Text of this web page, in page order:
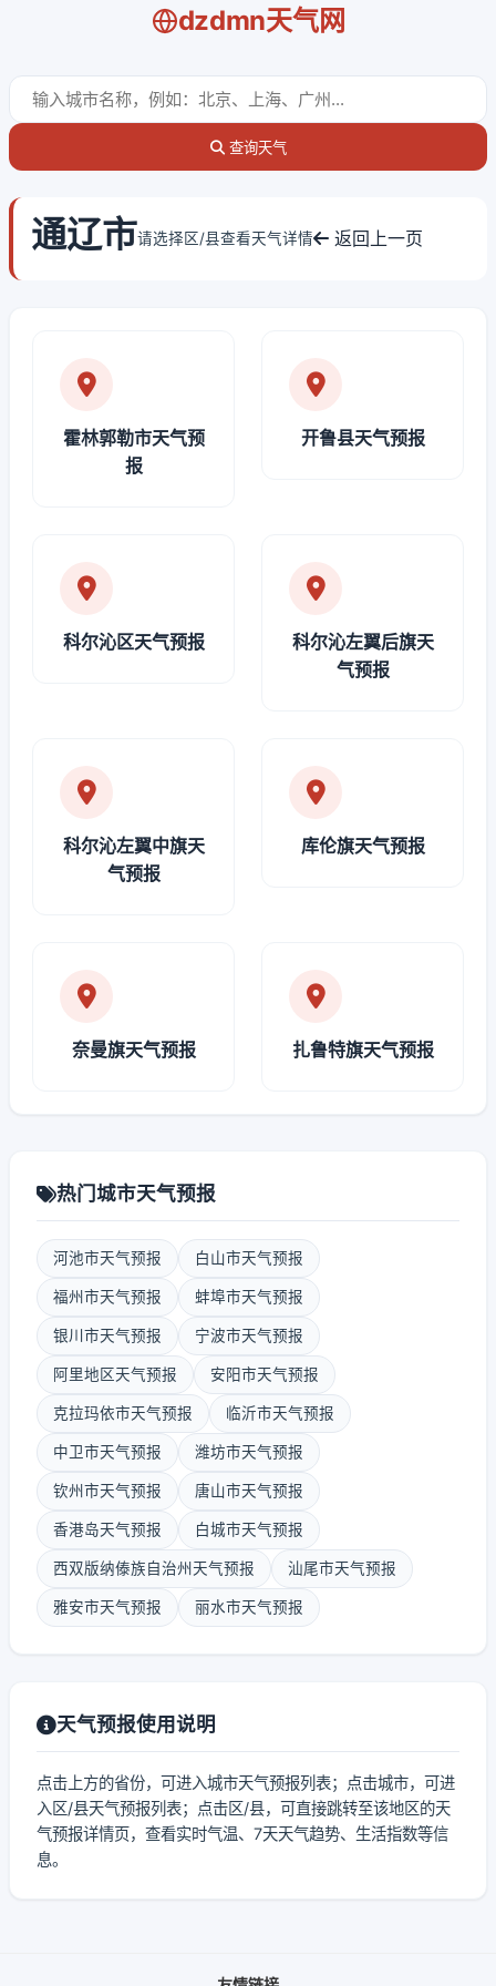
dzdmn天气网
查询天气
通辽市请选择区/县查看天气详情 返回上一页
霍林郭勒市天气预
报
开鲁县天气预报
科尔沁区天气预报
科尔沁左翼后旗天
气预报
科尔沁左翼中旗天
气预报
库伦旗天气预报
奈曼旗天气预报 扎鲁特旗天气预报
热门城市天气预报
河池市天气预报 白山市天气预报
福州市天气预报 蚌埠市天气预报
银川市天气预报 宁波市天气预报
阿里地区天气预报 安阳市天气预报
克拉玛依市天气预报 临沂市天气预报
中卫市天气预报 潍坊市天气预报
钦州市天气预报 唐山市天气预报
香港岛天气预报 白城市天气预报
西双版纳傣族自治州天气预报 汕尾市天气预报
雅安市天气预报 丽水市天气预报
天气预报使用说明
点击上方的省份，可进入城市天气预报列表；点击城市，可进
入区/县天气预报列表；点击区/县，可直接跳转至该地区的天
气预报详情页，查看实时气温、7天天气趋势、生活指数等信
息。